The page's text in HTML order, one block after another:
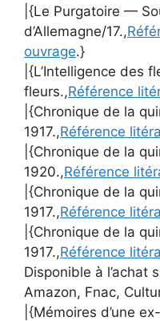
|{Le Purgatoire —
d’Allemagne/17.,
ouvrage.}
|{L’Intelligence des
fleurs.,Référence
|{Chronique de la
1917.,Référence
|{Chronique de la
1920.,Référence
|{Chronique de la
1917.,Référence
|{Chronique de la
1917.,Référence
Disponible à l’achat
Amazon, Fnac,
|{Mémoires d’une